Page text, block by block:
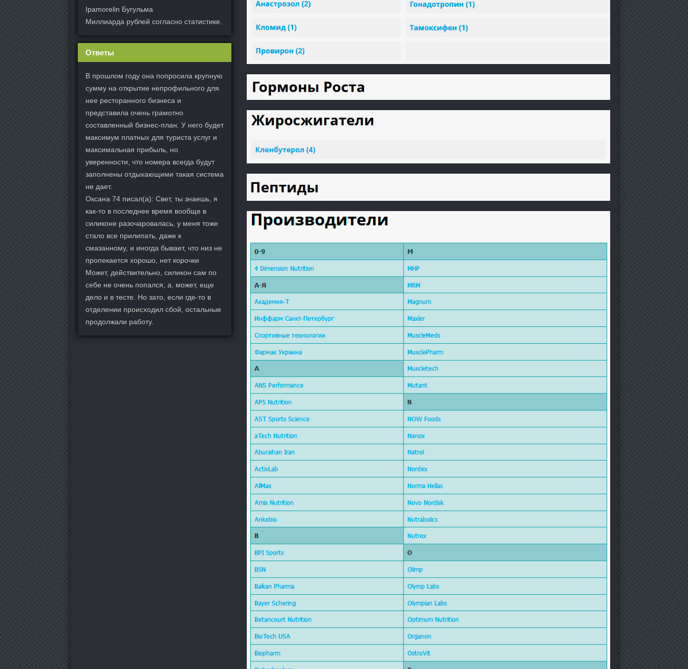
Ipamorelin Бугульма
Миллиарда рублей согласно статистике.
Ответы
В прошлом году она попросила крупную
сумму на открытие непрофильного для
нее ресторанного бизнеса и
представила очень грамотно
составленный бизнес-план. У него будет
максимум платных для туриста услуг и
максимальная прибыль, но
уверенности, что номера всегда будут
заполнены отдыхающими такая система
не дает.
Оксана 74 писал(а): Свет, ты знаешь, я
как-то в последнее время вообще в
силиконе разочаровалась, у меня тоже
стало все прилипать, даже к
смазанному, и иногда бывает, что низ не
пропекается хорошо, нет корочки
Может, действительно, силикон сам по
себе не очень попался, а, может, еще
дело и в тесте. Но зато, если где-то в
отделении происходил сбой, остальные
продолжали работу.